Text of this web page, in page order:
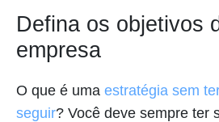
Defina os objetivos
empresa
O que é uma estratégia sem
seguir? Você deve sempre ter